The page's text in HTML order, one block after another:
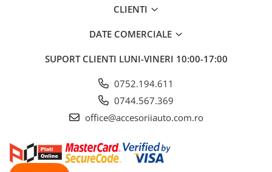
CLIENTI
DATE COMERCIALE
SUPORT CLIENTI LUNI-VINERI 10:00-17:00
0752.194.611
0744.567.369
office@accesoriiauto.com.ro